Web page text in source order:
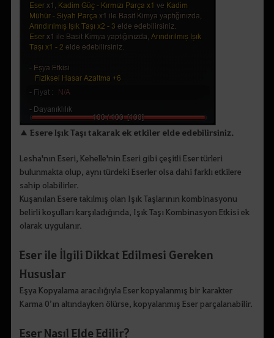
▲ Esere Işık Taşı takarak ek etkiler elde edebilirsiniz.
Lesha'nın Eseri, Kehelle'nin Eseri gibi çeşitli Eser türleri
bulunmakta olup, aynı türdeki Eserler olsa dahi farklı etkilere
sahip olabilirler.
Kuşanılan Esere takılmış olan Işık Taşlarının kombinasyonu
belirli koşulları karşıladığında, Işık Taşı Kombinasyon Etkisi ek
olarak uygulanır.
Eser ile İlgili Dikkat Edilmesi Gereken
Hususlar
Eşya Kopyalama aracılığıyla Eser kopyalanmış bir karakter
Karma 0’ın altındayken ölürse, kopyalanmış Eser parçalanabilir.
Eser Nasıl Elde Edilir?